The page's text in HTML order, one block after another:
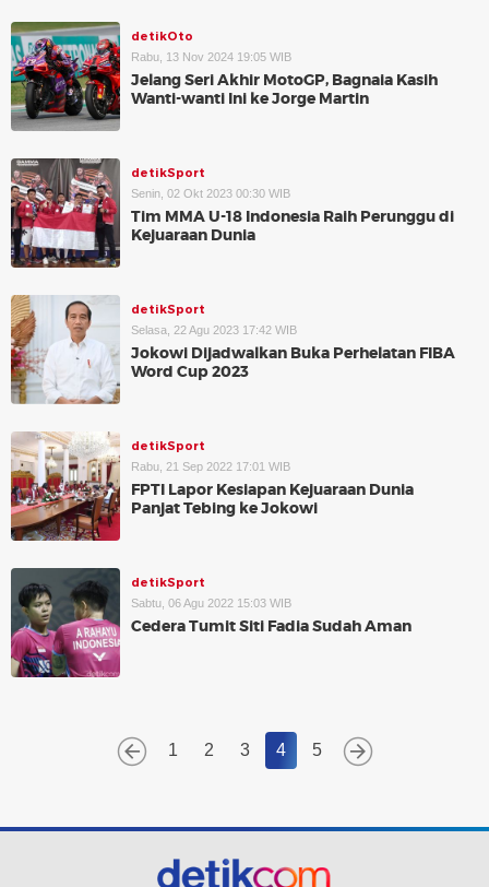
detikOto
Rabu, 13 Nov 2024 19:05 WIB
Jelang Seri Akhir MotoGP, Bagnaia Kasih
Wanti-wanti Ini ke Jorge Martin
detikSport
Senin, 02 Okt 2023 00:30 WIB
Tim MMA U-18 Indonesia Raih Perunggu di
Kejuaraan Dunia
detikSport
Selasa, 22 Agu 2023 17:42 WIB
Jokowi Dijadwalkan Buka Perhelatan FIBA
Word Cup 2023
detikSport
Rabu, 21 Sep 2022 17:01 WIB
FPTI Lapor Kesiapan Kejuaraan Dunia
Panjat Tebing ke Jokowi
detikSport
Sabtu, 06 Agu 2022 15:03 WIB
Cedera Tumit Siti Fadia Sudah Aman
1 2 3 4 5